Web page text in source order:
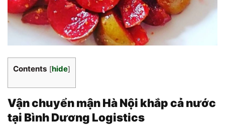
Contents [hide]
Vận chuyển mận Hà Nội khắp cả nước
tại Bình Dương Logistics